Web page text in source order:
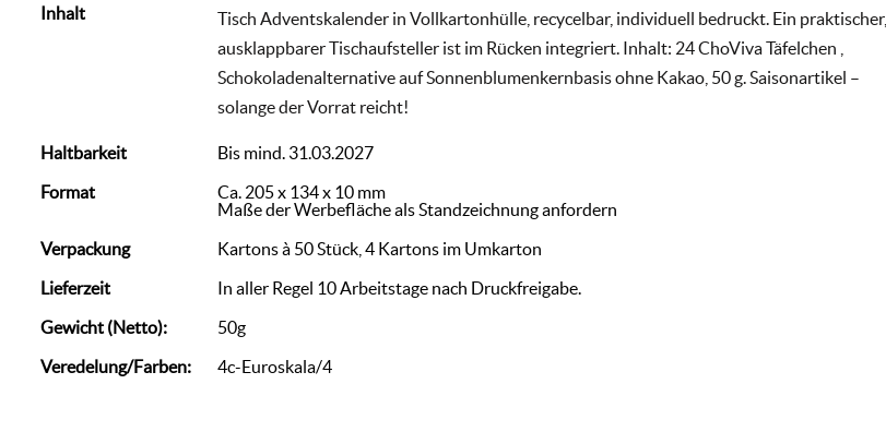
Inhalt
Tisch Adventskalender in Vollkartonhülle, recycelbar, individuell bedruckt. Ein praktischer,
ausklappbarer Tischaufsteller ist im Rücken integriert. Inhalt: 24 ChoViva Täfelchen ,
Schokoladenalternative auf Sonnenblumenkernbasis ohne Kakao, 50 g. Saisonartikel –
solange der Vorrat reicht!
Haltbarkeit
Bis mind. 31.03.2027
Format
Ca. 205 x 134 x 10 mm
Maße der Werbefläche als Standzeichnung anfordern
Verpackung
Kartons à 50 Stück, 4 Kartons im Umkarton
Lieferzeit
In aller Regel 10 Arbeitstage nach Druckfreigabe.
Gewicht (Netto):
50g
Veredelung/Farben:
4c-Euroskala/4